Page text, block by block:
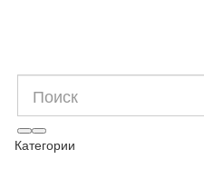
Категории